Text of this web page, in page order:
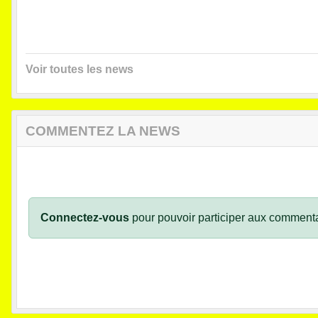
Voir toutes les news
COMMENTEZ LA NEWS
Connectez-vous pour pouvoir participer aux